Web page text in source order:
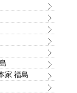
家 福島